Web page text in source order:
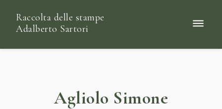
Raccolta delle stampe
Adalberto Sartori
Agliolo Simone